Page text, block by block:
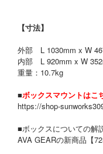
【寸法】
外部 L 1030mm x W
内部 L 920mm x W
重量：10.7kg
■ボックスマウントはこ
https://shop-
■ボックスについての解
AVA GEARの新商品【